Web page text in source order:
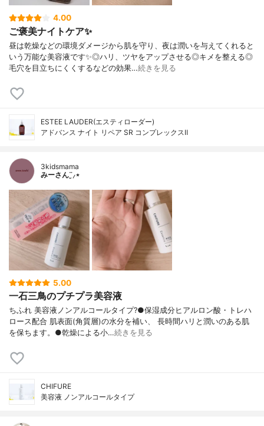
4.00
ご褒美ナイトケア✨
昼は乾燥などの環境ダメージから肌を守り、夜は潤いを与えてくれると
いう万能な美容液です✨◎ハリ、ツヤをアップさせる◎キメを整える◎
毛穴を目立ちにくくするなどの効果…続きを見る
ESTEE LAUDER(エスティローダー)
アドバンス ナイト リペア SR コンプレックスⅡ
3kidsmama
みーさん¨̮⸝⋆
5.00
一石三鳥のプチプラ美容液
ちふれ 美容液ノンアルコールタイプ?●保湿成分ヒアルロン酸・トレハ
ロース配合 肌表面(角質層)の水分を補い、 長時間ハリと潤いのある肌
を保ちます。●乾燥による小…続きを見る
CHIFURE
美容液 ノンアルコールタイプ